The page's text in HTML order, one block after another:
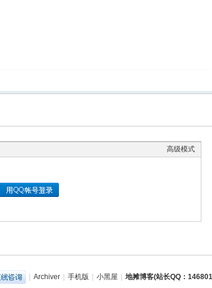
高级模式
| Archiver | 手机版 | 小黑屋 | 地摊博客(站长QQ：